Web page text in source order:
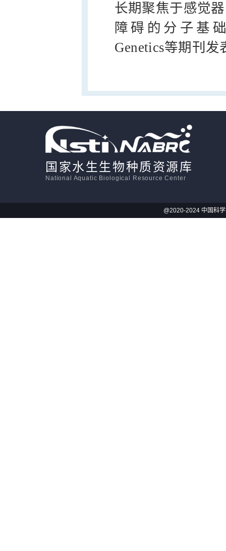
长期聚焦于感觉
障碍的分子基
Genetics等期刊
国家水生生物种质资源库
National Aquatic Biological Resource Center
@2020-2024 中国科